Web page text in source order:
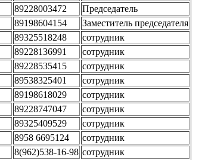
89228003472
Председатель
89198604154
Заместитель председателя
89325518248
сотрудник
89228136991
сотрудник
89228535415
сотрудник
89538325401
сотрудник
89198618029
сотрудник
89228747047
сотрудник
89325409529
сотрудник
8958 6695124
сотрудник
8(962)538-16-98 сотрудник